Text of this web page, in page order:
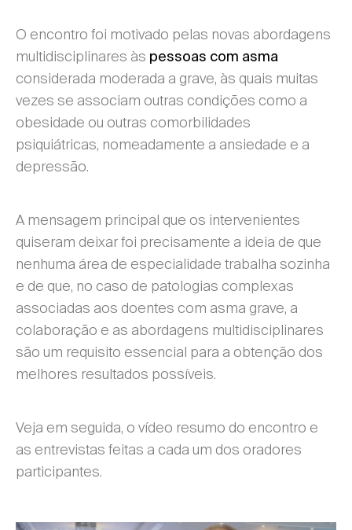
O encontro foi motivado pelas novas abordagens
multidisciplinares às pessoas com asma
considerada moderada a grave, às quais muitas
vezes se associam outras condições como a
obesidade ou outras comorbilidades
psiquiátricas, nomeadamente a ansiedade e a
depressão.
A mensagem principal que os intervenientes
quiseram deixar foi precisamente a ideia de que
nenhuma área de especialidade trabalha sozinha
e de que, no caso de patologias complexas
associadas aos doentes com asma grave, a
colaboração e as abordagens multidisciplinares
são um requisito essencial para a obtenção dos
melhores resultados possíveis.
Veja em seguida, o vídeo resumo do encontro e
as entrevistas feitas a cada um dos oradores
participantes.